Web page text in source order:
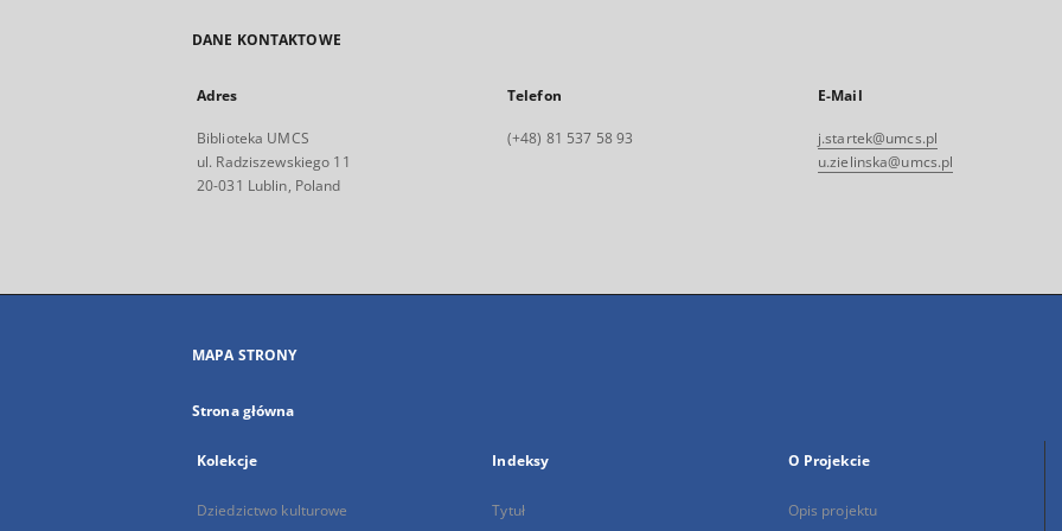
DANE KONTAKTOWE
Adres
Biblioteka UMCS
ul. Radziszewskiego 11
20-031 Lublin, Poland
Telefon
(+48) 81 537 58 93
E-Mail
j.startek@umcs.pl
u.zielinska@umcs.pl
MAPA STRONY
Strona główna
Kolekcje
Dziedzictwo kulturowe
Indeksy
Tytuł
O Projekcie
Opis projektu